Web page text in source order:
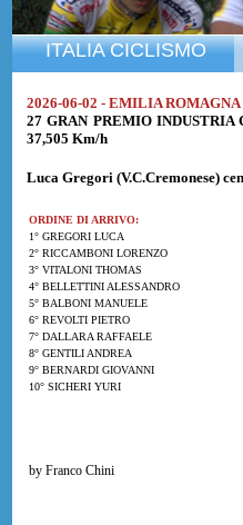
ITALIA CICLISMO
2026-06-02 - EMILIA ROMAGNA
27 GRAN PREMIO
37,505 Km/h
Luca Gregori (V.C.Cremonese)
ORDINE DI ARRIVO:
1° GREGORI LUCA
2° RICCAMBONI LORENZO
3° VITALONI THOMAS
4° BELLETTINI ALESSANDRO
5° BALBONI MANUELE
6° REVOLTI PIETRO
7° DALLARA RAFFAELE
8° GENTILI ANDREA
9° BERNARDI GIOVANNI
10° SICHERI YURI
by Franco Chini